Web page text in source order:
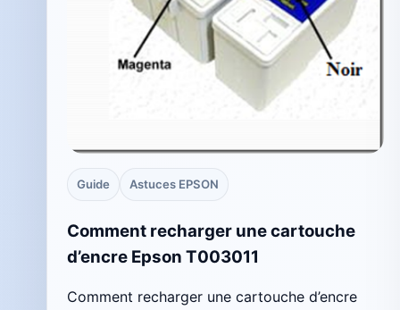
Guide Astuces EPSON
Comment recharger une cartouche
d’encre Epson T003011
Comment recharger une cartouche d’encre